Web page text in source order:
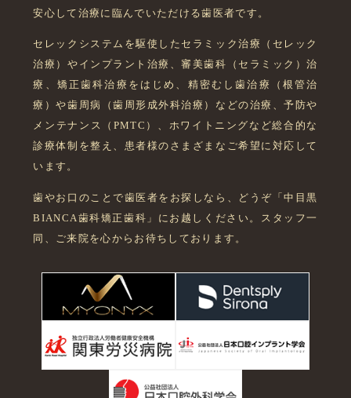
安心して治療に臨んでいただける歯医者です。
セレックシステムを駆使したセラミック治療（セレック
治療）やインプラント治療、審美歯科（セラミック）治
療、矯正歯科治療をはじめ、精密むし歯治療（根管治
療）や歯周病（歯周形成外科治療）などの治療、予防や
メンテナンス（PMTC）、ホワイトニングなど総合的な
診療体制を整え、患者様のさまざまなご希望に対応して
います。
歯やお口のことで歯医者をお探しなら、どうぞ「中目黒
BIANCA歯科矯正歯科」にお越しください。スタッフ一
同、ご来院を心からお待ちしております。